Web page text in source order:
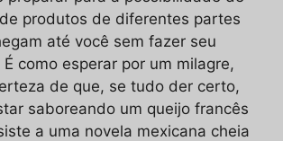
produtos de diferentes partes
até você sem fazer seu
como esperar por um milagre,
de que, se tudo der certo,
saboreando um queijo francês
a uma novela mexicana cheia